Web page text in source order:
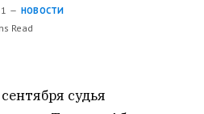
НОВОСТИ
Read
судья